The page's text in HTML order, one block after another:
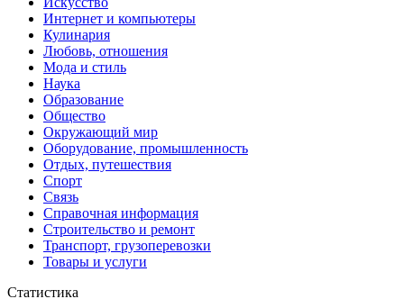
Интернет и компьютеры
Кулинария
Любовь, отношения
Мода и стиль
Наука
Образование
Общество
Окружающий мир
Оборудование, промышленность
Отдых, путешествия
Спорт
Связь
Справочная информация
Строительство и ремонт
Транспорт, грузоперевозки
Товары и услуги
Статистика